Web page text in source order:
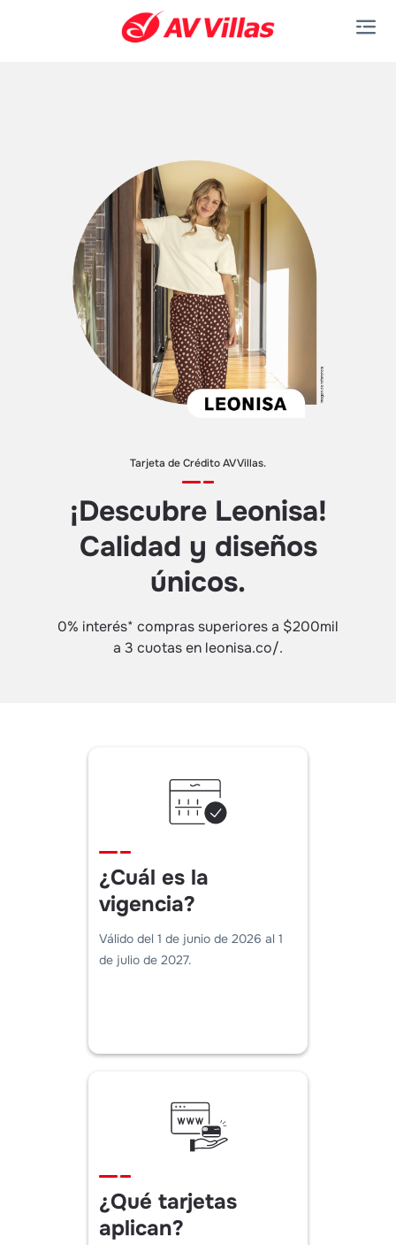
Saltar al contenido principal
Tarjeta de Crédito AV Villas.
¡Descubre Leonisa!
Calidad y diseños
únicos.
0% interés* compras superiores a $200mil
a 3 cuotas en leonisa.co/.
¿Cuál es la
vigencia?
Válido del 1 de junio de 2026 al 1
de julio de 2027.
¿Qué tarjetas
aplican?